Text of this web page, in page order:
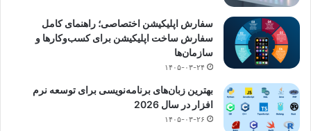
سفارش اپلیکیشن اختصاصی؛ راهنمای کامل
سفارش ساخت اپلیکیشن برای کسب‌وکارها و
سازمان‌ها
۱۴۰۵-۰۳-۲۴
بهترین زبان‌های برنامه‌نویسی برای توسعه نرم
افزار در سال 2026
۱۴۰۵-۰۳-۲۶